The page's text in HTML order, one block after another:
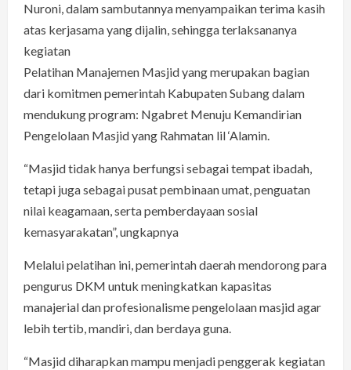
Nuroni, dalam sambutannya menyampaikan terima kasih
atas kerjasama yang dijalin, sehingga terlaksananya
kegiatan
Pelatihan Manajemen Masjid yang merupakan bagian
dari komitmen pemerintah Kabupaten Subang dalam
mendukung program: Ngabret Menuju Kemandirian
Pengelolaan Masjid yang Rahmatan lil ‘Alamin.
“Masjid tidak hanya berfungsi sebagai tempat ibadah,
tetapi juga sebagai pusat pembinaan umat, penguatan
nilai keagamaan, serta pemberdayaan sosial
kemasyarakatan”, ungkapnya
Melalui pelatihan ini, pemerintah daerah mendorong para
pengurus DKM untuk meningkatkan kapasitas
manajerial dan profesionalisme pengelolaan masjid agar
lebih tertib, mandiri, dan berdaya guna.
“Masjid diharapkan mampu menjadi penggerak kegiatan